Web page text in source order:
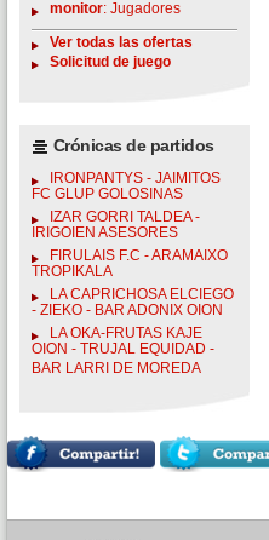
monitor: Jugadores
Ver todas las ofertas
Solicitud de juego
Crónicas de partidos
IRONPANTYS - JAIMITOS
FC GLUP GOLOSINAS
IZAR GORRI TALDEA -
IRIGOIEN ASESORES
FIRULAIS F.C - ARAMAIXO
TROPIKALA
LA CAPRICHOSA ELCIEGO
- ZIEKO - BAR ADONIX OION
LA OKA-FRUTAS KAJE
OION - TRUJAL EQUIDAD -
BAR LARRI DE MOREDA